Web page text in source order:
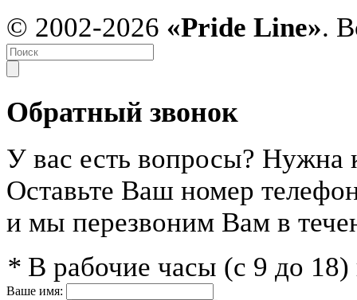
© 2002-2026 «Pride Line».
Обратный звонок
У вас есть вопросы? Нужна
Оставьте Ваш номер
и мы перезвоним Вам в
* В рабочие часы (с 9 до
Ваше имя: